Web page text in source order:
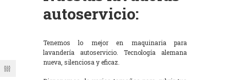
autoservicio:
Tenemos lo mejor en maquinaria para
lavandería autoservicio. Tecnología alemana
nueva, silenciosa y eficaz.